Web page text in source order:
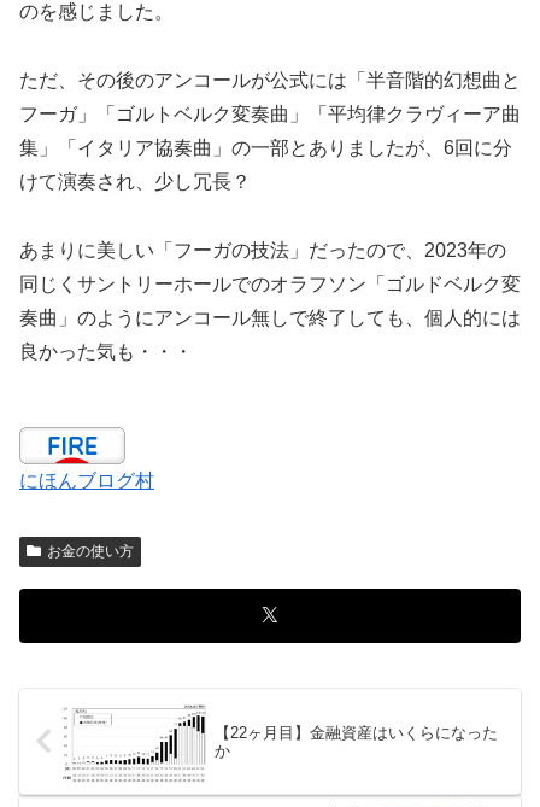
のを感じました。
ただ、その後のアンコールが公式には「半音階的幻想曲と
フーガ」「ゴルトベルク変奏曲」「平均律クラヴィーア曲
集」「イタリア協奏曲」の一部とありましたが、6回に分
けて演奏され、少し冗長？
あまりに美しい「フーガの技法」だったので、2023年の
同じくサントリーホールでのオラフソン「ゴルドベルク変
奏曲」のようにアンコール無しで終了しても、個人的には
良かった気も・・・
にほんブログ村
お金の使い方
【22ヶ月目】金融資産はいくらになった
か